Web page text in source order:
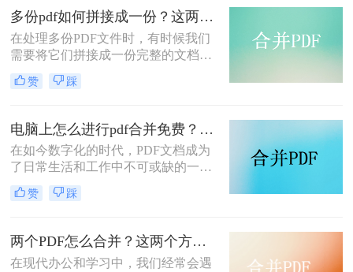
PDF都是一个非常方便和可靠的选
择。然而，当我们面临需要合并多个
PDF文件的情况时，有时可能会感到
困惑。本文将向您介绍pdf怎么合并在
一起的方法，帮助您合并多个PDF文
件，使您的工作更加高效。
多份pdf如何拼接成一份？这两个方法都可以合并！
在处理多份PDF文件时，有时候我们
需要将它们拼接成一份完整的文档。
这可能是因为需要将多个文件的内容
合并到一起，或者是因为需要将多个
下面，我们将详细介绍多份pdf如何拼
接成一份。
赞 踩
电脑上怎么进行pdf合并免费？学会这四个方法！
在如今数字化的时代，PDF文档成为
了日常生活和工作中不可或缺的一部
分。在处理PDF文档时，我们经常会
遇到需要将多个PDF文件合并成一个
pdf合并免费的方法介绍，让您能够轻
松处理PDF文件。
赞 踩
两个PDF怎么合并？这两个方法包你轻松解决！
在现代办公和学习中，我们经常会遇